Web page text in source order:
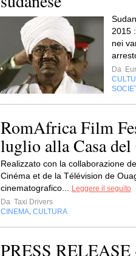
2015
nei
Da
RomAfrica Film
luglio alla Casa
Realizzato con la collaborazione
Cinéma et de la Télévision de
cinematografico...
Leggere il seguito
Da Taxi Drivers
CINEMA CULTURA
PRESS